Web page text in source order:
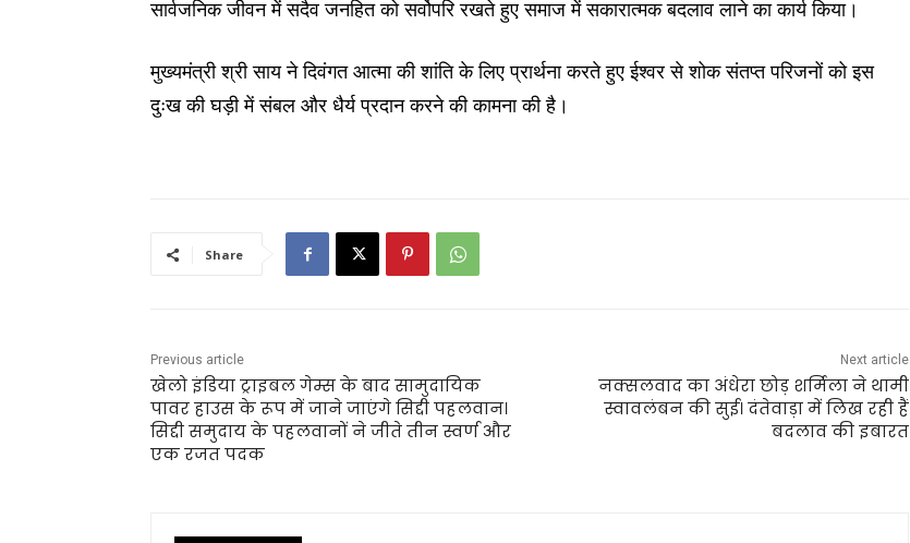
सार्वजनिक जीवन में सदैव जनहित को सर्वोपरि रखते हुए समाज में सकारात्मक बदलाव लाने का कार्य किया।
मुख्यमंत्री श्री साय ने दिवंगत आत्मा की शांति के लिए प्रार्थना करते हुए ईश्वर से शोक संतप्त परिजनों को इस
दुःख की घड़ी में संबल और धैर्य प्रदान करने की कामना की है।
Share
Previous article
खेलो इंडिया ट्राइबल गेम्स के बाद सामुदायिक
पावर हाउस के रूप में जाने जाएंगे सिद्दी पहलवान।
सिद्दी समुदाय के पहलवानों ने जीते तीन स्वर्ण और
एक रजत पदक
Next article
नक्सलवाद का अंधेरा छोड़ शर्मिला ने थामी
स्वावलंबन की सुई। दंतेवाड़ा में लिख रही हैं
बदलाव की इबारत